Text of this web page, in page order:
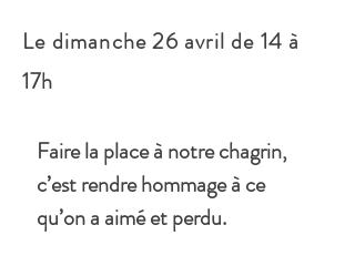
Le dimanche 26 avril de 14 à
17h
Faire la place à notre chagrin,
c’est rendre hommage à ce
qu’on a aimé et perdu.